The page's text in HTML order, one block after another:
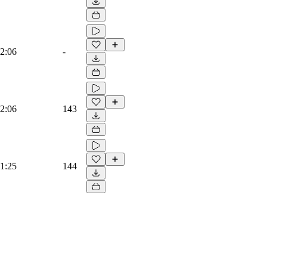
2:06 -
2:06 143
1:25 144